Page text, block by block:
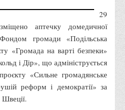
«ВАТРА»
2025
29
аптечку домедичної
громади «Подільська
«Громада на варті безпеки»
і Дір», що адмініструється
«Сильне громадянське
реформ і демократії» за
Швеції.